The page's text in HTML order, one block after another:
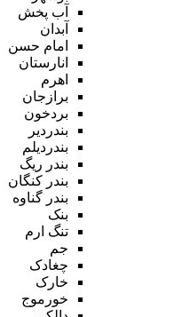
آب پخش
آبدان
امام حسن
انارستان
اهرم
برازجان
بردخون
بندردیر
بندردیلم
بندر ریگ
بندر کنگان
بندر گناوه
بنک
تنگ ارم
جم
چغادک
خارک
خورموج